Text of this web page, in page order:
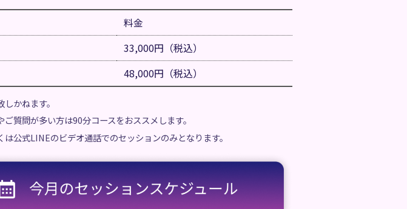
料金
33,000円（税込）
48,000円（税込）
かねます。
ご質問が多い方は90分コースをおススメします。
は公式LINEのビデオ通話でのセッションのみとなります。